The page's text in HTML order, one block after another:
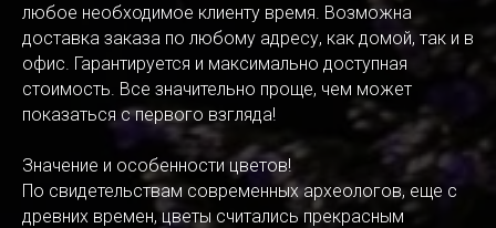
любое необходимое клиенту время. Возможна
доставка заказа по любому адресу, как домой, так и в
офис. Гарантируется и максимально доступная
стоимость. Все значительно проще, чем может
показаться с первого взгляда!
Значение и особенности цветов!
По свидетельствам современных археологов, еще с
древних времен, цветы считались прекрасным